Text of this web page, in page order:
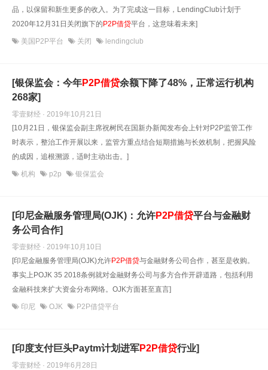
品，以保留和新生更多的收入。为了完成这一目标，LendingClub计划于
2020年12月31日关闭旗下的P2P借贷平台，这意味着未来]
美国P2P平台 关闭 lendingclub
[银保监会：今年P2P借贷余额下降了48%，正常运行机构
268家]
零壹财经 · 2019年10月21日
[10月21日，银保监会副主席祝树民在国新办新闻发布会上针对P2P监管工作
时表示，整治工作开展以来，监管方重点结合短期措施与长效机制，把握风险
的成因，追根溯源，适时主动出击。]
机构 p2p 银保监会
[印尼金融服务管理局(OJK)：允许P2P借贷平台与金融财
务公司合作]
零壹财经 · 2019年10月10日
[印尼金融服务管理局(OJK)允许P2P借贷与金融财务公司合作，甚至是收购。
事实上POJK 35 2018条例就对金融财务公司与多方合作开辟道路，包括利用
金融科技来扩大资金分布网络。OJK方面甚至直言]
印尼 OJK P2P借贷平台
[印度支付巨头Paytm计划进军P2P借贷行业]
零壹财经 · 2019年6月28日